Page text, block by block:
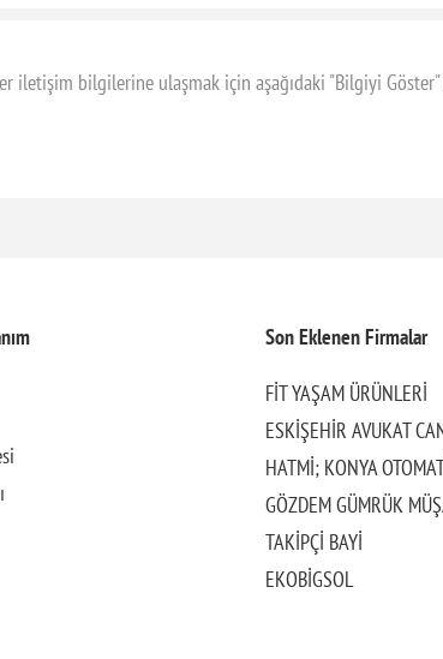
iletişim bilgilerine ulaşmak için aşağıdaki "Bilgiyi
Son Eklenen Firmalar
FİT YAŞAM ÜRÜNLERİ
ESKİŞEHİR AVUKAT
HATMİ; KONYA
GÖZDEM GÜMRÜK
TAKİPÇİ BAYİ
EKOBİGSOL